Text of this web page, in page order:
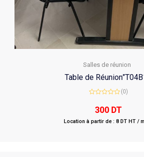
Salles de réunion
Table de
out
5
(0)
300 DT
Location à partir de : 8 DT HT /